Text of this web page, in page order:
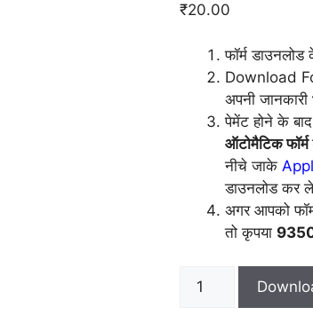
₹20.00
फॉर्म
Download
अपनी
​पेमेंट होने के बाद
ऑटोमैटिक फॉर्म
नीचे जाके
डाउनलोड कर
अगर आपको
तो कृपया
CRPF